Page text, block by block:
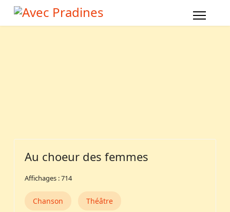
Au choeur des femmes
Affichages : 714
Chanson Théâtre